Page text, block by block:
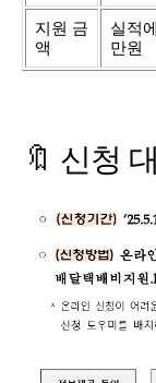
지원 금
액
실적
만원
🔖 신청